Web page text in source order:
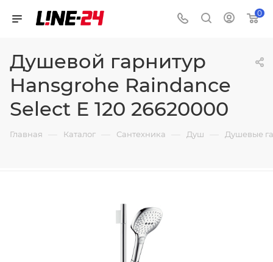
0
Душевой гарнитур
Hansgrohe Raindance
Select E 120 26620000
Главная — Каталог — Сантехника — Душ — Душевые